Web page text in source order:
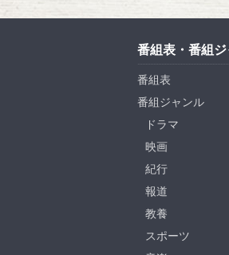
番組表・番組
番組表
番組ジャンル
ドラマ
映画
紀行
報道
教養
スポーツ